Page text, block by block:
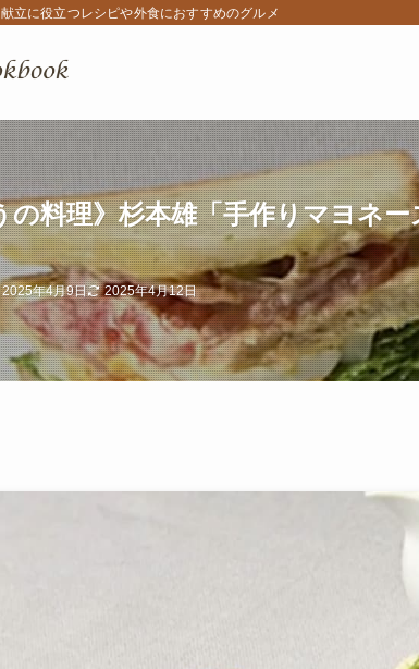
立に役立つレシピや外食におすすめのグルメ
の料理》杉本雄「手作りマヨネ
2025年4月9日 2025年4月12日